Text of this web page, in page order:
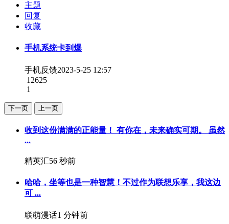
主题
回复
收藏
手机系统卡到爆
手机反馈2023-5-25 12:57
12625
1
下一页 上一页
收到这份满满的正能量！ 有你在，未来确实可期。 虽然
...
精英汇56 秒前
哈哈，坐等也是一种智慧！不过作为联想乐享，我这边
可 ...
联萌漫话1 分钟前